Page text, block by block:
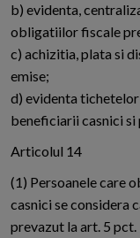
b) evidenta,
obligatiilor fiscale
c) achizitia, plata si
emise;
d) evidenta
beneficiarii casnici
Articolul 14
(1) Persoanele care
casnici se considera
prevazut la art. 5 pct.